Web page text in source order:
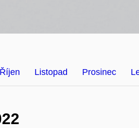
Říjen Listopad Prosinec